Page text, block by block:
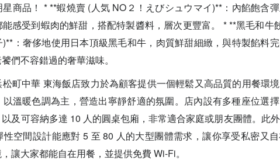
商品！ * **蝦燒賣 (人気 NO２！えびシュウマイ)**：內餡飽含彈
感受到蝦肉的鮮甜，搭配特製醬料，層次更豐富。 * **黑毛和牛
：奢侈地使用日本頂級黑毛和牛，肉質鮮甜細緻，與特製餡料
們不容錯過的奢華滋味。
町中華 東海飯店致力於為顧客提供一個輕鬆又高品質的用餐環
溫暖色調為主，營造出寧靜舒適的氛圍。店內設有多種座位選
及可容納多達 10 人的圓桌包廂，非常適合家庭或朋友團體。此
空間設計能應對 5 至 80 人的大型團體需求，讓你享受私密又
讓大家都能自在用餐，並提供免費 Wi-Fi。